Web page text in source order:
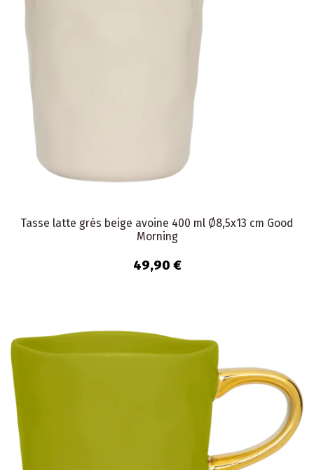
Tasse latte grès beige avoine 400 ml Ø8,5x13 cm Good
Morning
49,90 €